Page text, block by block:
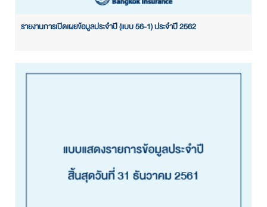
รายงานการเปิดเผยข้อมูลประจำปี (แบบ 56-1) ประจำปี 2562